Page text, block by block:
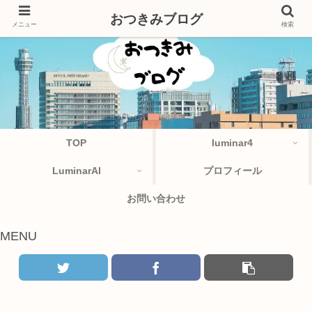
TOP luminar4
LuminarAI プロフィール
お問い合わせ
MENU
メニュー おつきみブログ 検索